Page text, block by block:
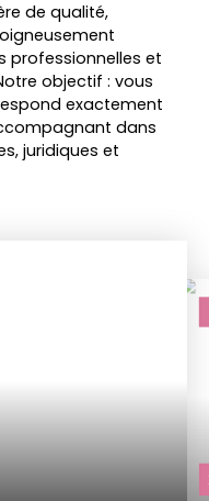
de qualité,
professionnelles et
objectif : vous
exactement
dans
juridiques et